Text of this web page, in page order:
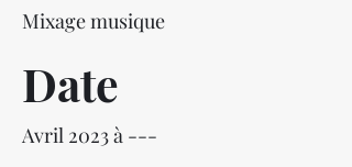
Mixage musique
Date
Avril 2023 à ---